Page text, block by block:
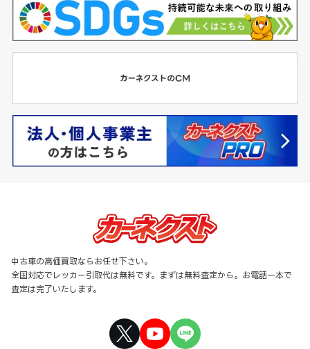
中古車の高価買取ならお任せ下さい。
全国対応でレッカー引取代は無料です。まずは無料査定から。お電話一本で
査定は完了いたします。